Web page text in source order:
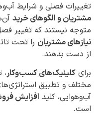
تغییرات فصلی و شرایط
مشتریان و الگوهای خرید
متوجه نیستند که تغییر
نیازهای مشتریان را تحت
از دست بدهند.
برای کلینیک‌های کسب‌وکار،
مختلف و تطبیق
آب‌وهوایی، کلید افزایش
است.